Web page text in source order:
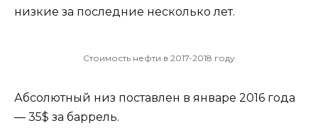
низкие за последние несколько лет.
Стоимость нефти в 2017-2018 году
Абсолютный низ поставлен в январе 2016 года
— 35$ за баррель.